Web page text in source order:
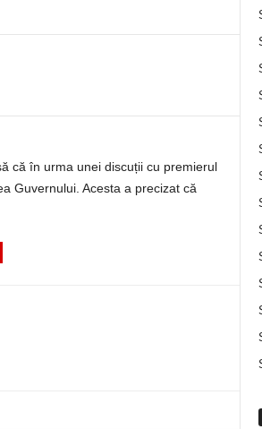
că în urma unei discuții cu premierul
Guvernului. Acesta a precizat că